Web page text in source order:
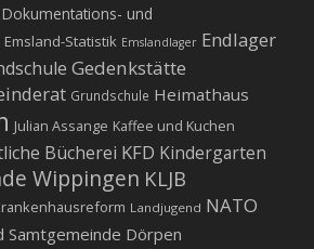
Dokumentations- und
Emsland-Statistik Emslandlager Endlager
Gedenkstätte
Grundschule Heimathaus
Julian Assange Kaffee und Kuchen
Bücherei KFD Kindergarten
Wippingen KLJB
Landjugend NATO
Samtgemeinde Dörpen